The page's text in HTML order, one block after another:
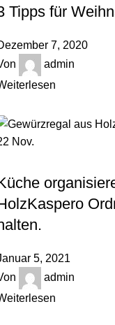
Tipps für
7, 2020
admin
Nov.
5, 2021
admin